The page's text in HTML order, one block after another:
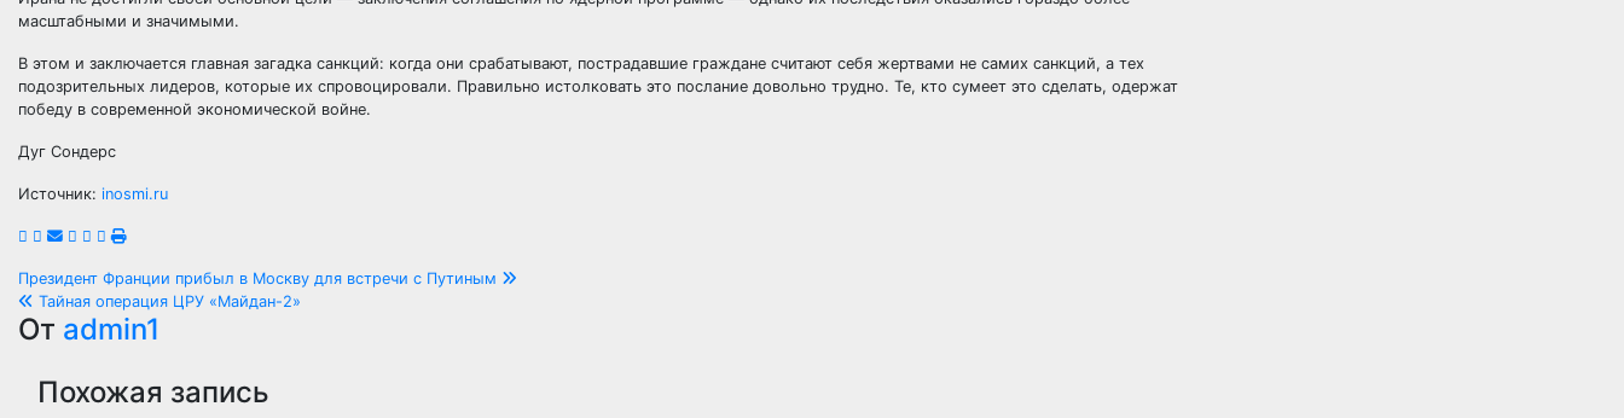
масштабными и значимыми.
В этом и заключается главная загадка санкций: когда они срабатывают, пострадавшие граждане считают себя жертвами не самих санкций, а тех
подозрительных лидеров, которые их спровоцировали. Правильно истолковать это послание довольно трудно. Те, кто сумеет это сделать, одержат
победу в современной экономической войне.
Дуг Сондерс
Источник: inosmi.ru
Навигация
по
записям
Президент Франции прибыл в Москву для встречи с Путиным
Тайная операция ЦРУ «Майдан-2»
От admin1
Похожая запись